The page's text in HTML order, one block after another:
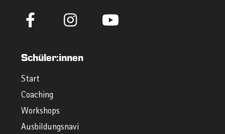
Schüler:innen
Start
Coaching
Workshops
Ausbildungsnavi